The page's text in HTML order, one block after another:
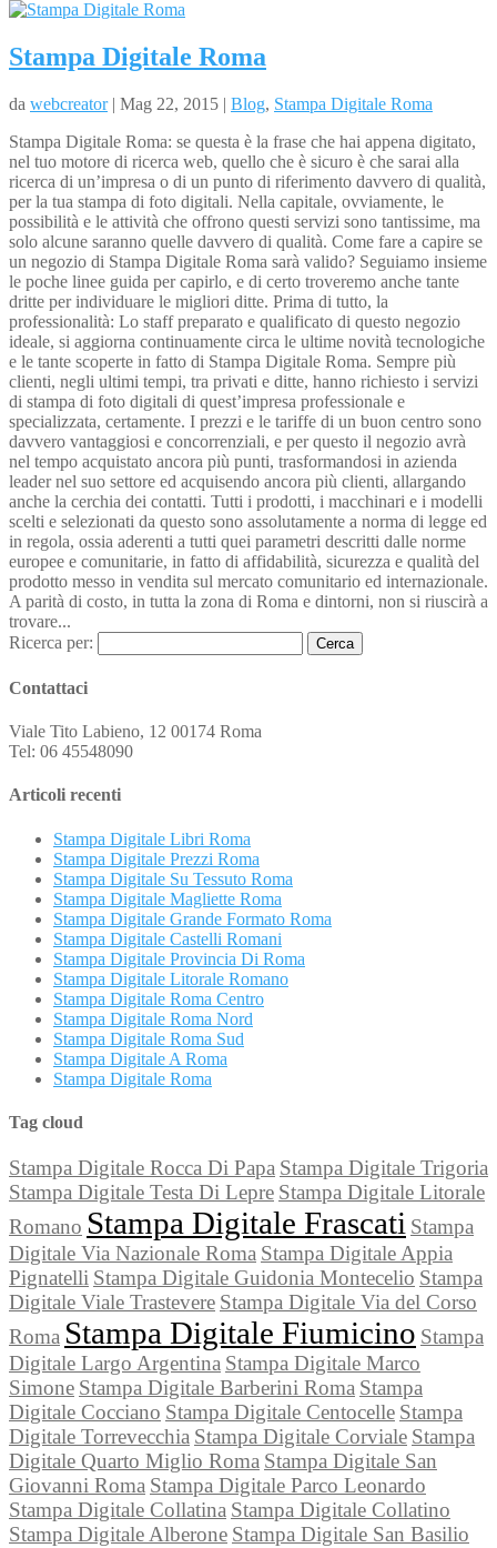
Stampa Digitale Roma
da webcreator| Mag 22, 2015 | Blog, Stampa Digitale Roma
Stampa Digitale Roma: se questa è la frase che hai appena digitato,
nel tuo motore di ricerca web, quello che è sicuro è che sarai alla
ricerca di un’impresa o di un punto di riferimento davvero di qualità,
per la tua stampa di foto digitali. Nella capitale, ovviamente, le
possibilità e le attività che offrono questi servizi sono tantissime, ma
solo alcune saranno quelle davvero di qualità. Come fare a capire se
un negozio di Stampa Digitale Roma sarà valido? Seguiamo insieme
le poche linee guida per capirlo, e di certo troveremo anche tante
dritte per individuare le migliori ditte. Prima di tutto, la
professionalità: Lo staff preparato e qualificato di questo negozio
ideale, si aggiorna continuamente circa le ultime novità tecnologiche
e le tante scoperte in fatto di Stampa Digitale Roma. Sempre più
clienti, negli ultimi tempi, tra privati e ditte, hanno richiesto i servizi
di stampa di foto digitali di quest’impresa professionale e
specializzata, certamente. I prezzi e le tariffe di un buon centro sono
davvero vantaggiosi e concorrenziali, e per questo il negozio avrà
nel tempo acquistato ancora più punti, trasformandosi in azienda
leader nel suo settore ed acquisendo ancora più clienti, allargando
anche la cerchia dei contatti. Tutti i prodotti, i macchinari e i modelli
scelti e selezionati da questo sono assolutamente a norma di legge ed
in regola, ossia aderenti a tutti quei parametri descritti dalle norme
europee e comunitarie, in fatto di affidabilità, sicurezza e qualità del
prodotto messo in vendita sul mercato comunitario ed internazionale.
A parità di costo, in tutta la zona di Roma e dintorni, non si riuscirà a
trovare...
Ricerca per:
Contattaci
Viale Tito Labieno, 12 00174 Roma
Tel: 06 45548090
Articoli recenti
Stampa Digitale Libri Roma
Stampa Digitale Prezzi Roma
Stampa Digitale Su Tessuto Roma
Stampa Digitale Magliette Roma
Stampa Digitale Grande Formato Roma
Stampa Digitale Castelli Romani
Stampa Digitale Provincia Di Roma
Stampa Digitale Litorale Romano
Stampa Digitale Roma Centro
Stampa Digitale Roma Nord
Stampa Digitale Roma Sud
Stampa Digitale A Roma
Stampa Digitale Roma
Tag cloud
Stampa Digitale Rocca Di Papa Stampa Digitale Trigoria
Stampa Digitale Testa Di Lepre Stampa Digitale Litorale
Romano Stampa Digitale Frascati Stampa
Digitale Via Nazionale Roma Stampa Digitale Appia
Pignatelli Stampa Digitale Guidonia Montecelio Stampa
Digitale Viale Trastevere Stampa Digitale Via del Corso
Roma Stampa Digitale Fiumicino Stampa
Digitale Largo Argentina Stampa Digitale Marco
Simone Stampa Digitale Barberini Roma Stampa
Digitale Cocciano Stampa Digitale Centocelle Stampa
Digitale Torrevecchia Stampa Digitale Corviale Stampa
Digitale Quarto Miglio Roma Stampa Digitale San
Giovanni Roma Stampa Digitale Parco Leonardo
Stampa Digitale Collatina Stampa Digitale Collatino
Stampa Digitale Alberone Stampa Digitale San Basilio